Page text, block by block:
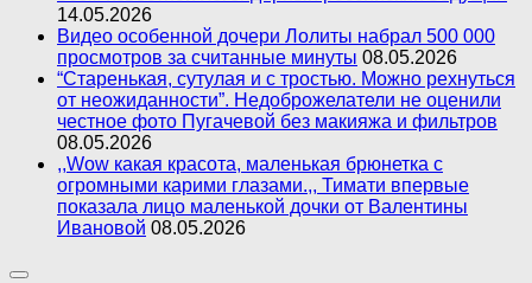
14.05.2026
Видео особенной дочери Лолиты набрал 500 000
просмотров за считанные минуты 08.05.2026
“Старенькая, сутулая и с тростью. Можно рехнуться
от неожиданности”. Недоброжелатели не оценили
честное фото Пугачевой без макияжа и фильтров
08.05.2026
,,Wow какая красота, маленькая брюнетка с
огромными карими глазами.,, Тимати впервые
показала лицо маленькой дочки от Валентины
Ивановой 08.05.2026